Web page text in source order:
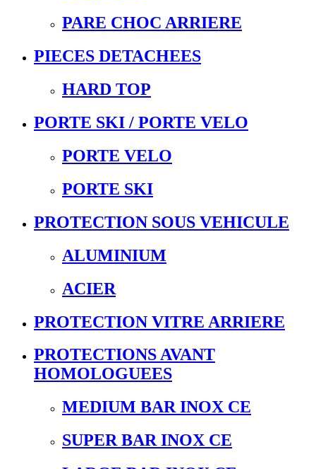
PARE CHOC ARRIERE
PIECES DETACHEES
HARD TOP
PORTE SKI / PORTE VELO
PORTE VELO
PORTE SKI
PROTECTION SOUS VEHICULE
ALUMINIUM
ACIER
PROTECTION VITRE ARRIERE
PROTECTIONS AVANT
HOMOLOGUEES
MEDIUM BAR INOX CE
SUPER BAR INOX CE